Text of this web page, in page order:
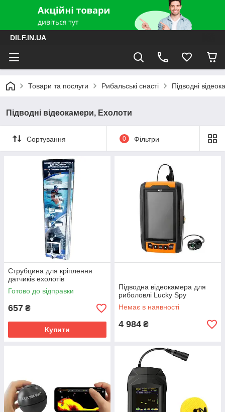
DILF.IN.UA
Товари та послуги Рибальські снасті Підводні
Підводні відеокамери, Ехолоти
Сортування 0 Фільтри
Струбцина для кріплення
датчиків ехолотів
Готово до відправки
657 ₴
Купити
Підводна відеокамера для
риболовлі Lucky Spy
Немає в наявності
4 984 ₴